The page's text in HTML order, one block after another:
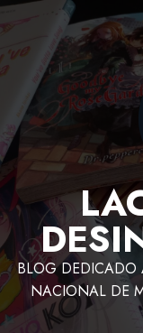
BLOG DEDICADO
NACIONAL DE